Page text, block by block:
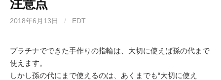
注意点
2018年6月13日 / EDT
プラチナでできた手作りの指輪は、大切に使えば孫の代まで
使えます。
しかし孫の代にまで使えるのは、あくまでも“大切に使え